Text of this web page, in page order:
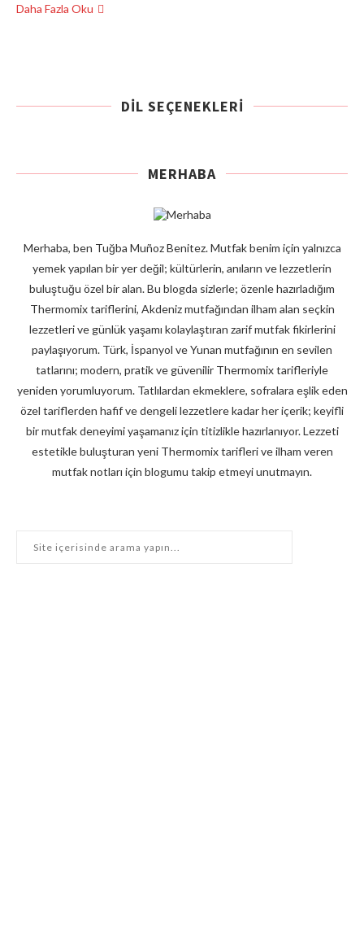
Daha Fazla Oku
DIL SEÇENEKLERI
MERHABA
Merhaba, ben Tuğba Muñoz Benitez. Mutfak benim için yalnızca
yemek yapılan bir yer değil; kültürlerin, anıların ve lezzetlerin
buluştuğu özel bir alan. Bu blogda sizlerle; özenle hazırladığım
Thermomix tariflerini, Akdeniz mutfağından ilham alan seçkin
lezzetleri ve günlük yaşamı kolaylaştıran zarif mutfak fikirlerini
paylaşıyorum. Türk, İspanyol ve Yunan mutfağının en sevilen
tatlarını; modern, pratik ve güvenilir Thermomix tarifleriyle
yeniden yorumluyorum. Tatlılardan ekmeklere, sofralara eşlik eden
özel tariflerden hafif ve dengeli lezzetlere kadar her içerik; keyifli
bir mutfak deneyimi yaşamanız için titizlikle hazırlanıyor. Lezzeti
estetikle buluşturan yeni Thermomix tarifleri ve ilham veren
mutfak notları için blogumu takip etmeyi unutmayın.